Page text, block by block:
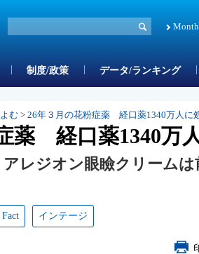
制度/政策 データ/ランキング
む > 26年３月の花粉症薬 経口薬1340万人に
薬 経口薬1340万
レジオン眼瞼クリームは
Fact インテージ